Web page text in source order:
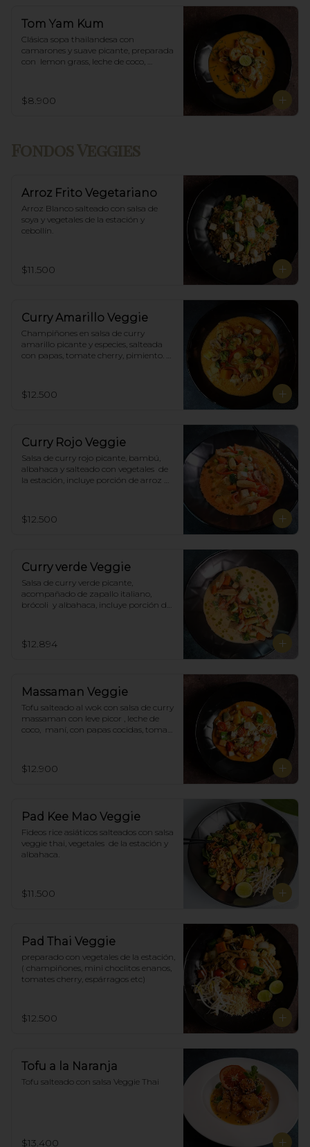
Tom Yam Kum
Clásica sopa thailandesa con
camarones y suave picante, preparada
con  lemon grass, leche de coco,
$8.900
Arroz Frito Vegetariano
Arroz Blanco salteado con salsa de
soya y vegetales de la estación y
cebollín.
$11.500
Curry Amarillo Veggie
Champiñones en salsa de curry
amarillo picante y especies, salteada
con papas, tomate cherry, pimiento.
$12.500
Curry Rojo Veggie
Salsa de curry rojo picante, bambú,
albahaca y salteado con vegetales  de
la estación, incluye porción de arroz
$12.500
Curry verde Veggie
Salsa de curry verde picante,
acompañado de zapallo italiano,
brócoli  y albahaca, incluye porción de
$12.894
Massaman Veggie
Tofu salteado al wok con salsa de curry
massaman con leve picor , leche de
coco,  maní, con papas cocidas, tomate
$12.900
Pad Kee Mao Veggie
Fideos rice asiáticos salteados con salsa
veggie thai, vegetales  de la estación y
albahaca.
$11.500
Pad Thai Veggie
preparado con vegetales de la estación,
( champiñones, mini choclitos enanos,
tomates cherry, espárragos etc)
$12.500
Tofu a la Naranja
Tofu salteado con salsa Veggie Thai
$13.400